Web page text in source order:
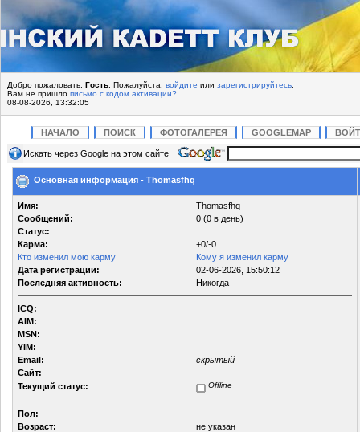
Добро пожаловать, Гость . Пожалуйста, войдите или зарегистрируйтесь
Вам не пришло письмо с кодом активации?
08-08-2026, 13:32:05
НАЧАЛО ПОИСК ФОТОГАЛЕРЕЯ GOOGLEMAP
Искать через Google на этом сайте
Основная информация - Thomasfhq
Имя:
Thomasfhq
Сообщений:
0 (0 в день)
Статус:
Карма:
+0/-0
Кто изменил мою карму
Кому я изменил карму
Дата регистрации:
02-06-2026, 15:50:12
Последняя активность:
Никогда
ICQ:
AIM:
MSN:
YIM:
Email:
скрытый
Сайт:
Текущий статус:
Offline
Пол:
Возраст:
не указан